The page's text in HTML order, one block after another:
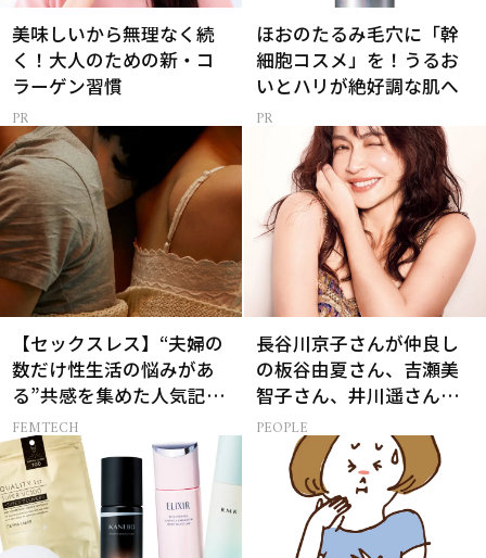
美味しいから無理なく続
く！大人のための新・コ
ラーゲン習慣
ほおのたるみ毛穴に「幹
細胞コスメ」を！うるお
いとハリが絶好調な肌へ
【セックスレス】“夫婦の
数だけ性生活の悩みがあ
る”共感を集めた人気記事
10選
FEMTECH
長谷川京子さんが仲良し
の板谷由夏さん、吉瀬美
智子さん、井川遥さんと
集まる理由は…
PEOPLE